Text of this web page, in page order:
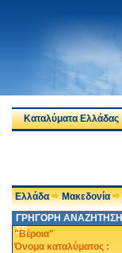
Καταλύματα Ελλάδας
Ελλάδα Μακεδονία
ΓΡΗΓΟΡΗ ΑΝΑΖΗΤΗΣΗ
ΣΕ:
"Βέροια"
Όνομα καταλύματος :